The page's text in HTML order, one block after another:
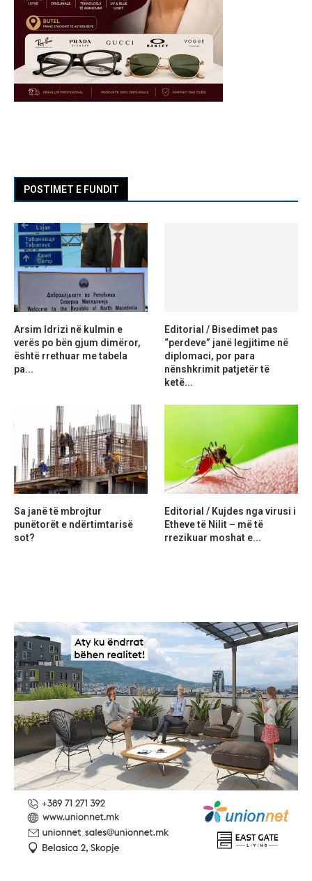
POSTIMET E FUNDIT
Arsim Idrizi në kulmin e
verës po bën gjum dimëror,
është rrethuar me tabela
pa...
Editorial / Bisedimet pas
“perdeve” janë legjitime në
diplomaci, por para
nënshkrimit patjetër të
ketë...
Sa janë të mbrojtur
punëtorët e ndërtimtarisë
sot?
Editorial / Kujdes nga virusi i
Etheve të Nilit – më të
rrezikuar moshat e...